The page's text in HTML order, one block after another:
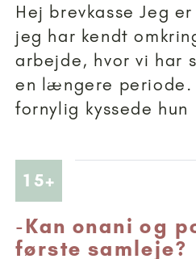
Hej brevkasse Jeg
jeg har kendt
arbejde, hvor vi har
en længere periode.
fornylig kyssede
15+
-Kan onani og
første samleje?